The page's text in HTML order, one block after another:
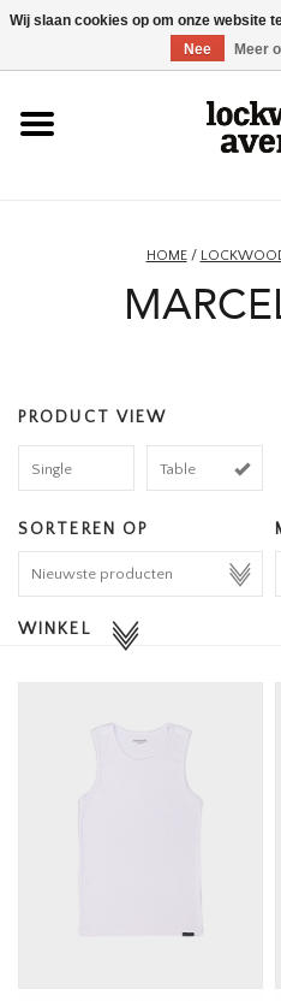
HOME
ACCESSOIRES
HOMEWARE
HOME/
PRODUCT VIEW
Single Table
SORTEREN OP
WINKEL
Wij slaan cookies op om onze website
Nee
Meer